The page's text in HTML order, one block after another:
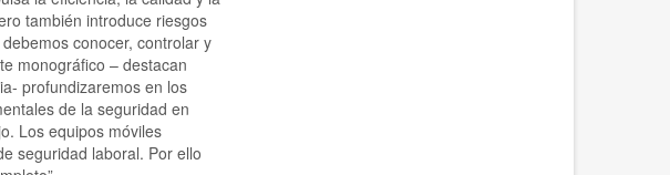
también introduce riesgos
conocer, controlar y
monográfico – destacan
profundizaremos en los
de la seguridad en
Los equipos móviles
seguridad laboral. Por ello